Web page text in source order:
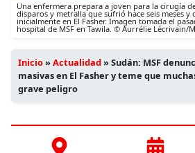
Una enfermera prepara a joven para la cirugía
disparos y metralla que sufrió hace seis meses
inicialmente en El Fasher. Imagen tomada el
hospital de MSF en Tawila. © Aurrélie Lécrivain/
Inicio»Actualidad»Sudán: MSF
masivas en El Fasher y teme que
grave peligro